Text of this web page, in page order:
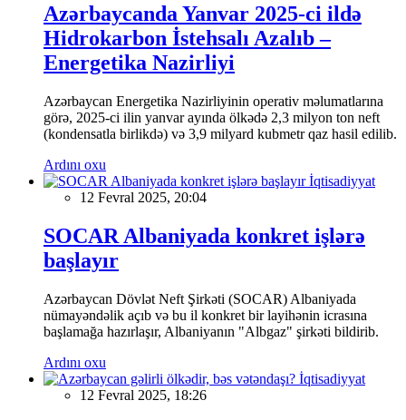
Azərbaycanda Yanvar 2025-ci ildə
Hidrokarbon İstehsalı Azalıb –
Energetika Nazirliyi
Azərbaycan Energetika Nazirliyinin operativ məlumatlarına
görə, 2025-ci ilin yanvar ayında ölkədə 2,3 milyon ton neft
(kondensatla birlikdə) və 3,9 milyard kubmetr qaz hasil edilib.
Ardını oxu
İqtisadiyyat
12 Fevral 2025, 20:04
SOCAR Albaniyada konkret işlərə
başlayır
Azərbaycan Dövlət Neft Şirkəti (SOCAR) Albaniyada
nümayəndəlik açıb və bu il konkret bir layihənin icrasına
başlamağa hazırlaşır, Albaniyanın "Albgaz" şirkəti bildirib.
Ardını oxu
İqtisadiyyat
12 Fevral 2025, 18:26